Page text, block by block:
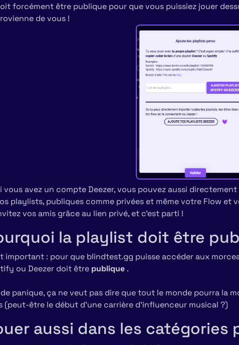
forcément être publique pour que vous puissiez jouer
de vous !
vous avez un compte Deezer, vous pouvez aussi
playlists, publiques comme privées et même votre Flow et
vos amis grâce au lien privé, et c’est parti !
la playlist doit être
important : pour que blindtest.gg puisse accéder aux
ou Deezer doit être publique .
de panique, ça ne veut pas dire que tout le monde pourra la
(peut-être le début d'une carrière d'influenceur musical ?)
aussi dans les catégories